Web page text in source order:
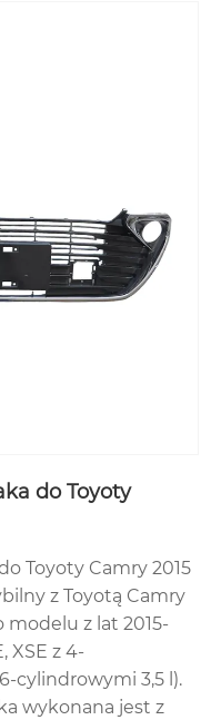
do Toyoty
Toyoty Camry 2015
z Toyotą Camry
modelu z lat 2015-
XSE z 4-
cylindrowymi 3,5 l).
wykonana jest z